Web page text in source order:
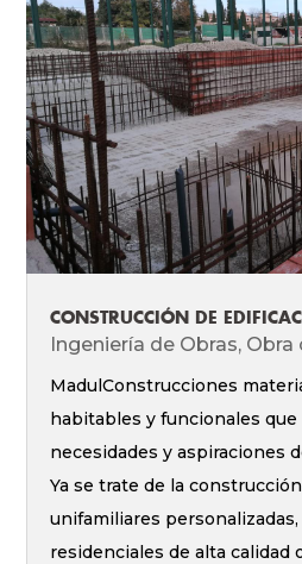
CONSTRUCCIÓN DE
Ingeniería de Obras, Obra
MadulConstrucciones
habitables y funcionales que
necesidades y aspiraciones
Ya se trate de la
unifamiliares
residenciales de alta calidad